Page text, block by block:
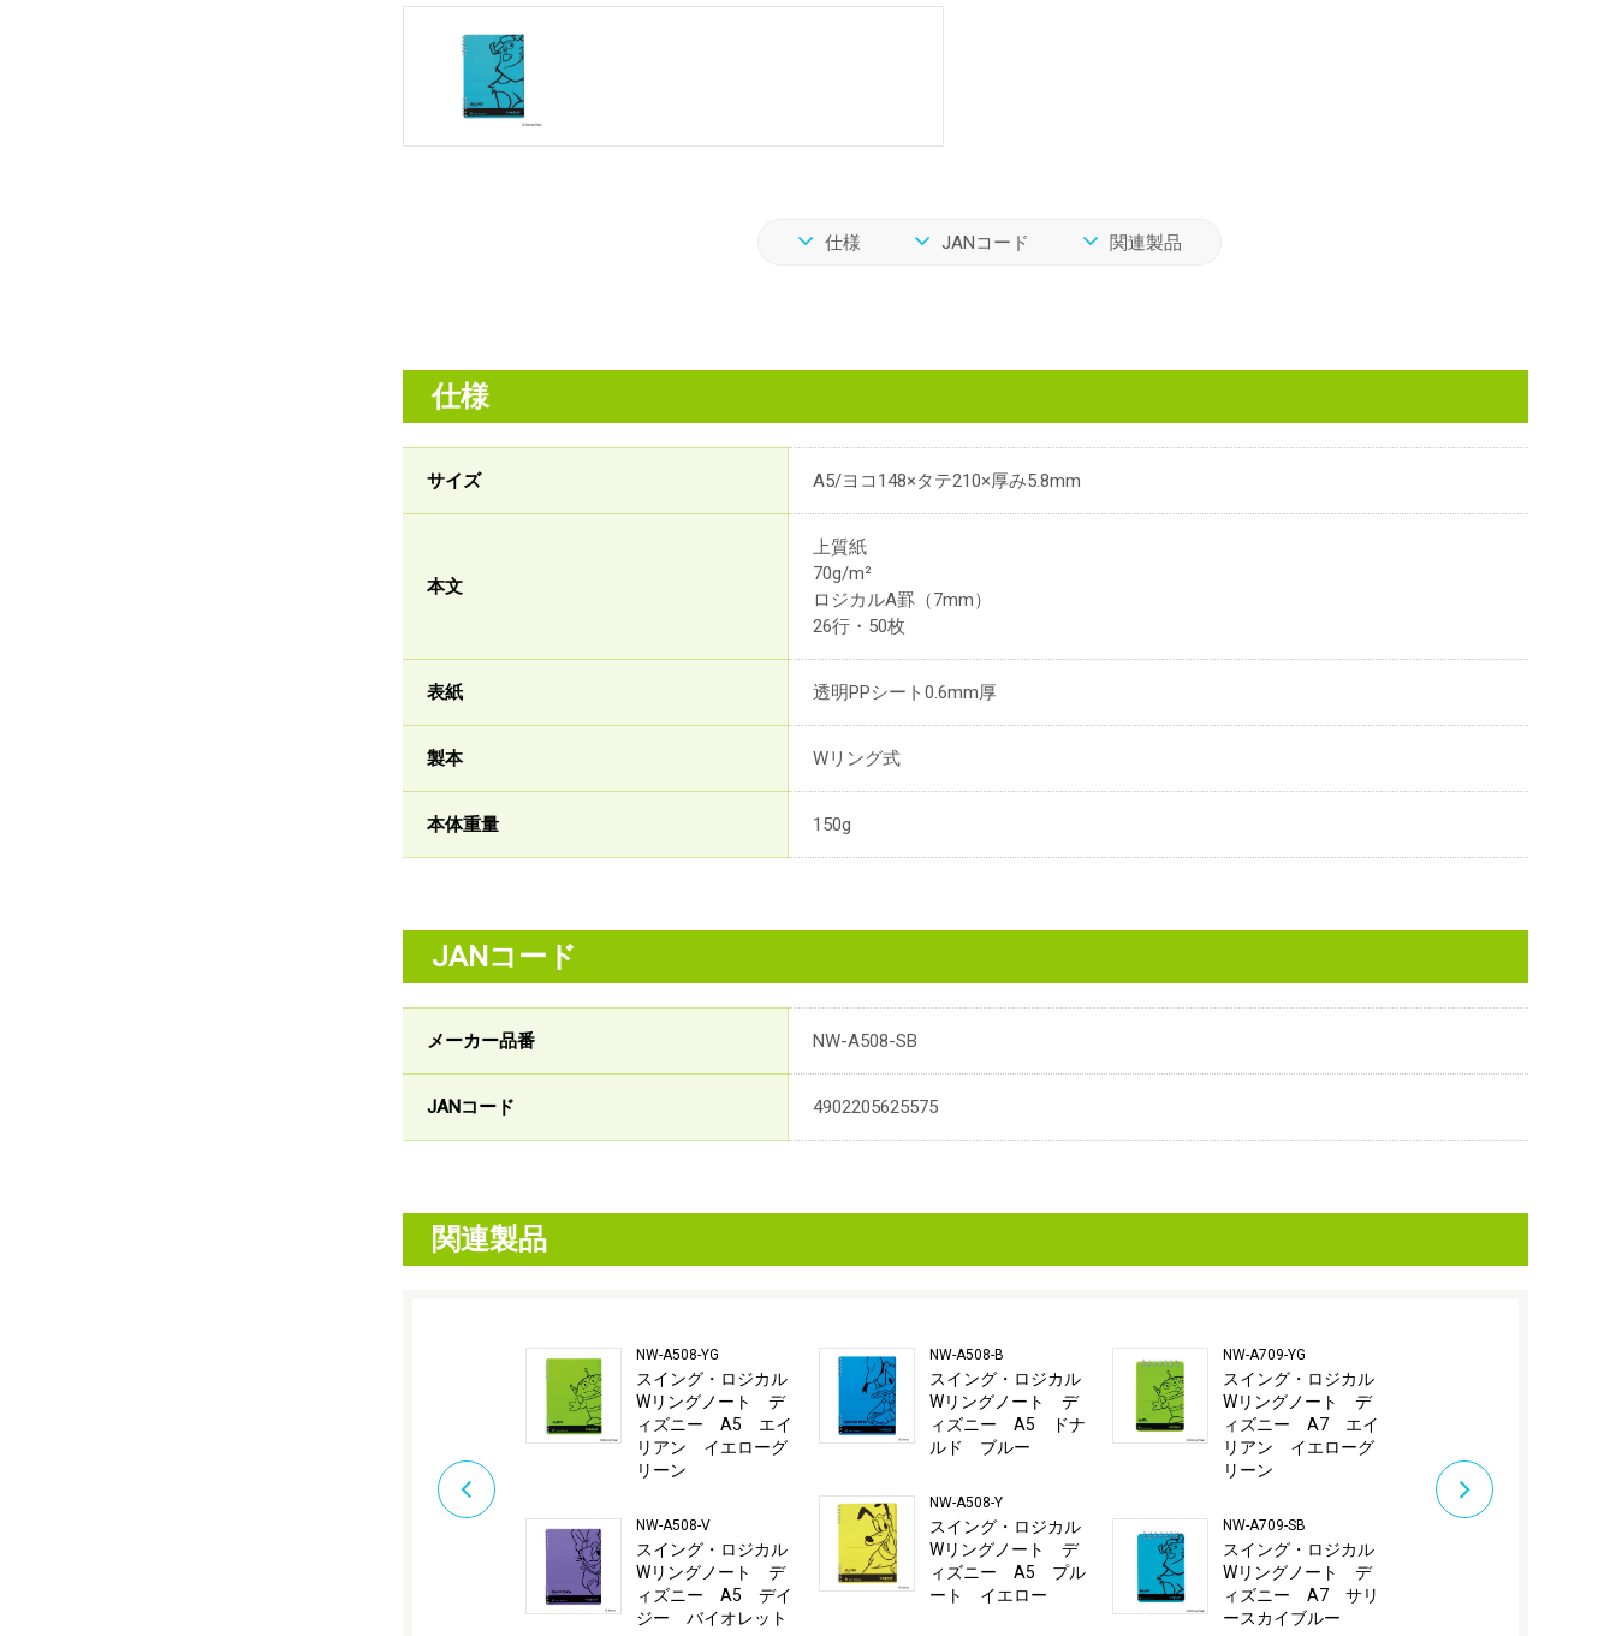
仕様 JANコード 関連製品
仕様
サイズ A5/ヨコ148×タテ210×厚み5.8mm
本文
上質紙
70g/m²
ロジカルA罫（7mm）
26行・50枚
表紙 透明PPシート0.6mm厚
製本 Wリング式
本体重量 150g
JANコード
メーカー品番 NW-A508-SB
JANコード 4902205625575
関連製品
NW-A508-YG
スイング・ロジカル
Wリングノート デ
ィズニー A5 エイ
リアン イエローグ
リーン
NW-A508-V
スイング・ロジカル
Wリングノート デ
ィズニー A5 デイ
ジー バイオレット
NW-A508-B
スイング・ロジカル
Wリングノート デ
ィズニー A5 ドナ
ルド ブルー
NW-A508-Y
スイング・ロジカル
Wリングノート デ
ィズニー A5 プル
ート イエロー
NW-A709-YG
スイング・ロジカル
Wリングノート デ
ィズニー A7 エイ
リアン イエローグ
リーン
NW-A709-SB
スイング・ロジカル
Wリングノート デ
ィズニー A7 サリ
ースカイブルー